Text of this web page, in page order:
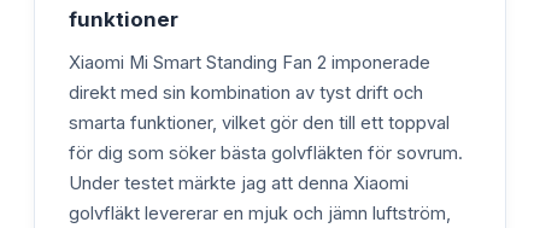
funktioner
Xiaomi Mi Smart Standing Fan 2 imponerade
direkt med sin kombination av tyst drift och
smarta funktioner, vilket gör den till ett toppval
för dig som söker bästa golvfläkten för sovrum.
Under testet märkte jag att denna Xiaomi
golvfläkt levererar en mjuk och jämn luftström,